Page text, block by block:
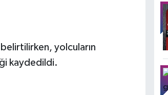
yolcuların
kaydedildi.